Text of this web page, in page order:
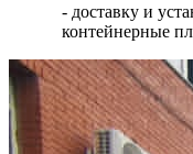
- доставку и
контейнерные